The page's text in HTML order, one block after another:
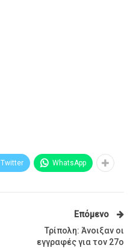
Twitter WhatsApp
Επόμενο
Τρίπολη: Άνοιξαν οι
εγγραφές για τον 27ο